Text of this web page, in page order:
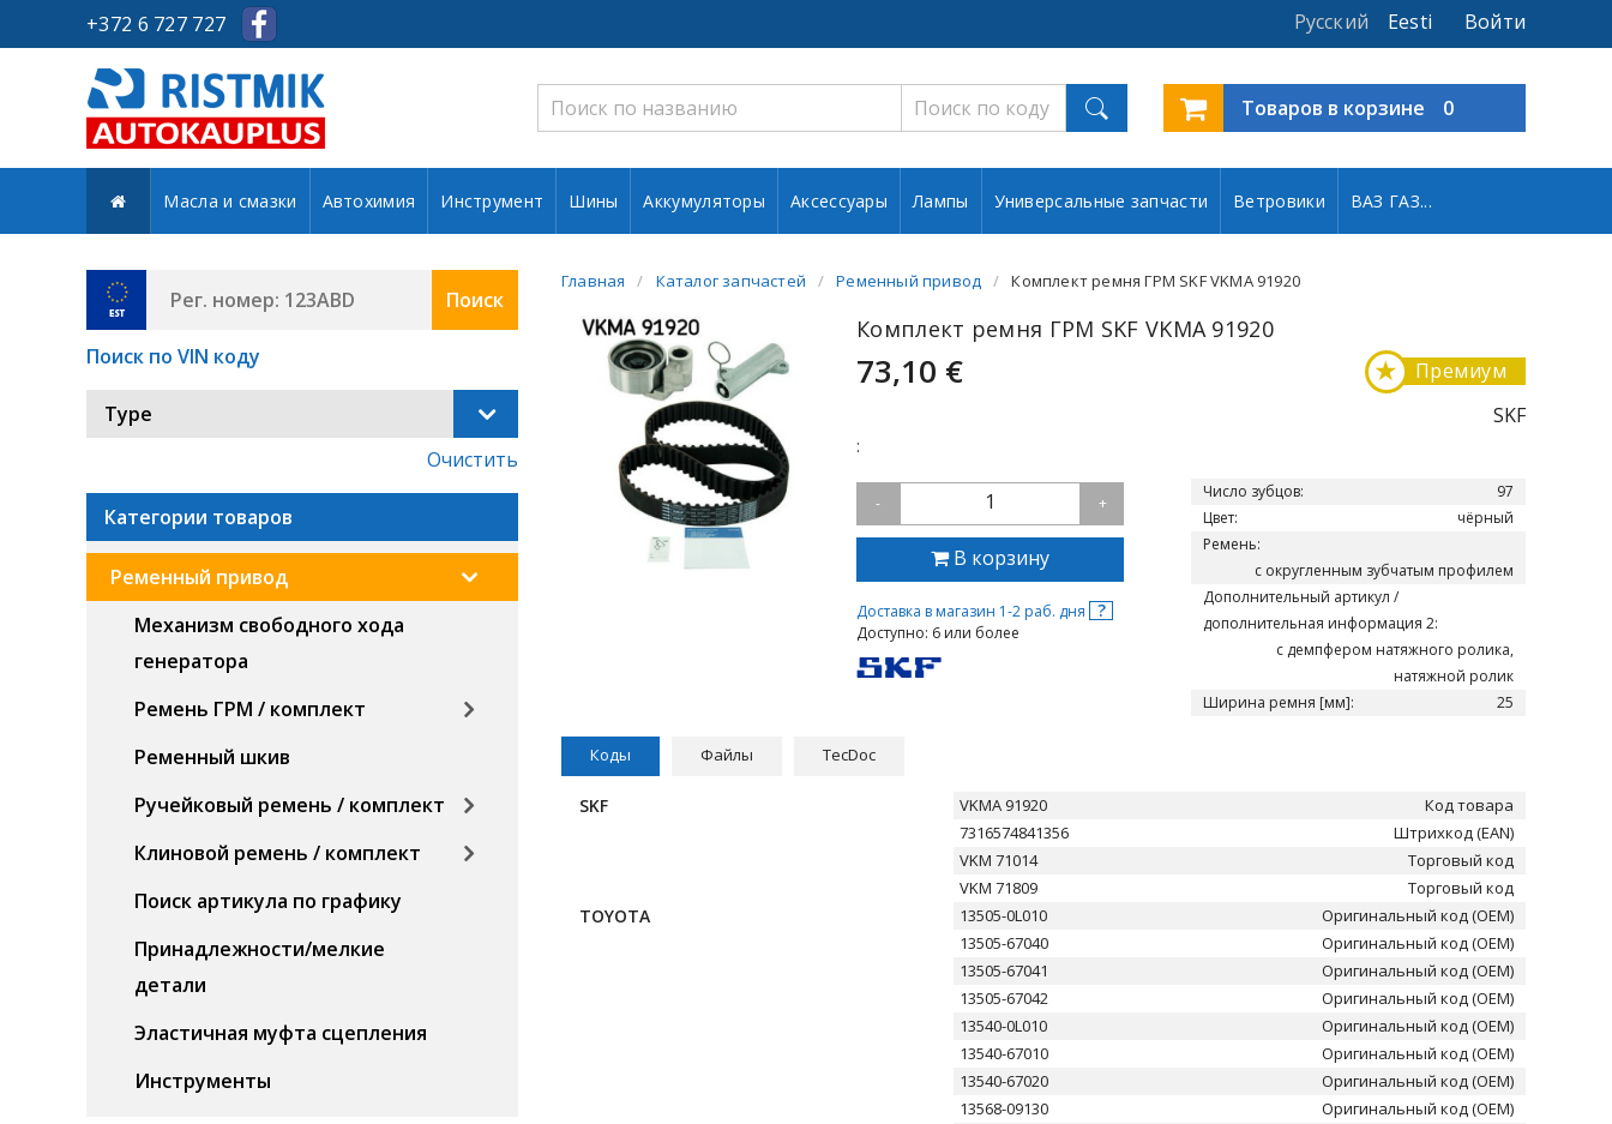
+372 6 727 727 Войти
Eesti
Русский
Товаров в корзине 0
Масла и смазки Автохимия Инструмент Шины Аккумуляторы Аксессуары Лампы Универсальные запчасти Ветровики ВАЗ ГАЗ...
Поиск
Поиск по VIN коду
Type
Очистить
Категории товаров
Ременный привод
Механизм свободного хода
генератора
Ремень ГРМ / комплект
Ременный шкив
Ручейковый ремень / комплект
Клиновой ремень / комплект
Поиск артикула по графику
Принадлежности/мелкие
детали
Эластичная муфта сцепления
Инструменты
Главная Каталог запчастей Ременный привод Комплект ремня ГРМ SKF VKMA 91920
Комплект ремня ГРМ SKF VKMA 91920
73,10 € Премиум
★
SKF
:
- 1 +
В корзину
Доставка в магазин 1-2 раб. дня ?
Доступно: 6 или более
Число зубцов:
97
Цвет:
чёрный
Ремень:
с округленным зубчатым профилем
Дополнительный артикул /
дополнительная информация 2:
с демпфером натяжного ролика,
натяжной ролик
Ширина ремня [мм]:
25
Коды Файлы TecDoc
SKF VKMA 91920
Код товара
7316574841356
Штрихкод (EAN)
VKM 71014
Торговый код
VKM 71809
Торговый код
TOYOTA 13505-0L010
Оригинальный код (OEM)
13505-67040
Оригинальный код (OEM)
13505-67041
Оригинальный код (OEM)
13505-67042
Оригинальный код (OEM)
13540-0L010
Оригинальный код (OEM)
13540-67010
Оригинальный код (OEM)
13540-67020
Оригинальный код (OEM)
13568-09130
Оригинальный код (OEM)